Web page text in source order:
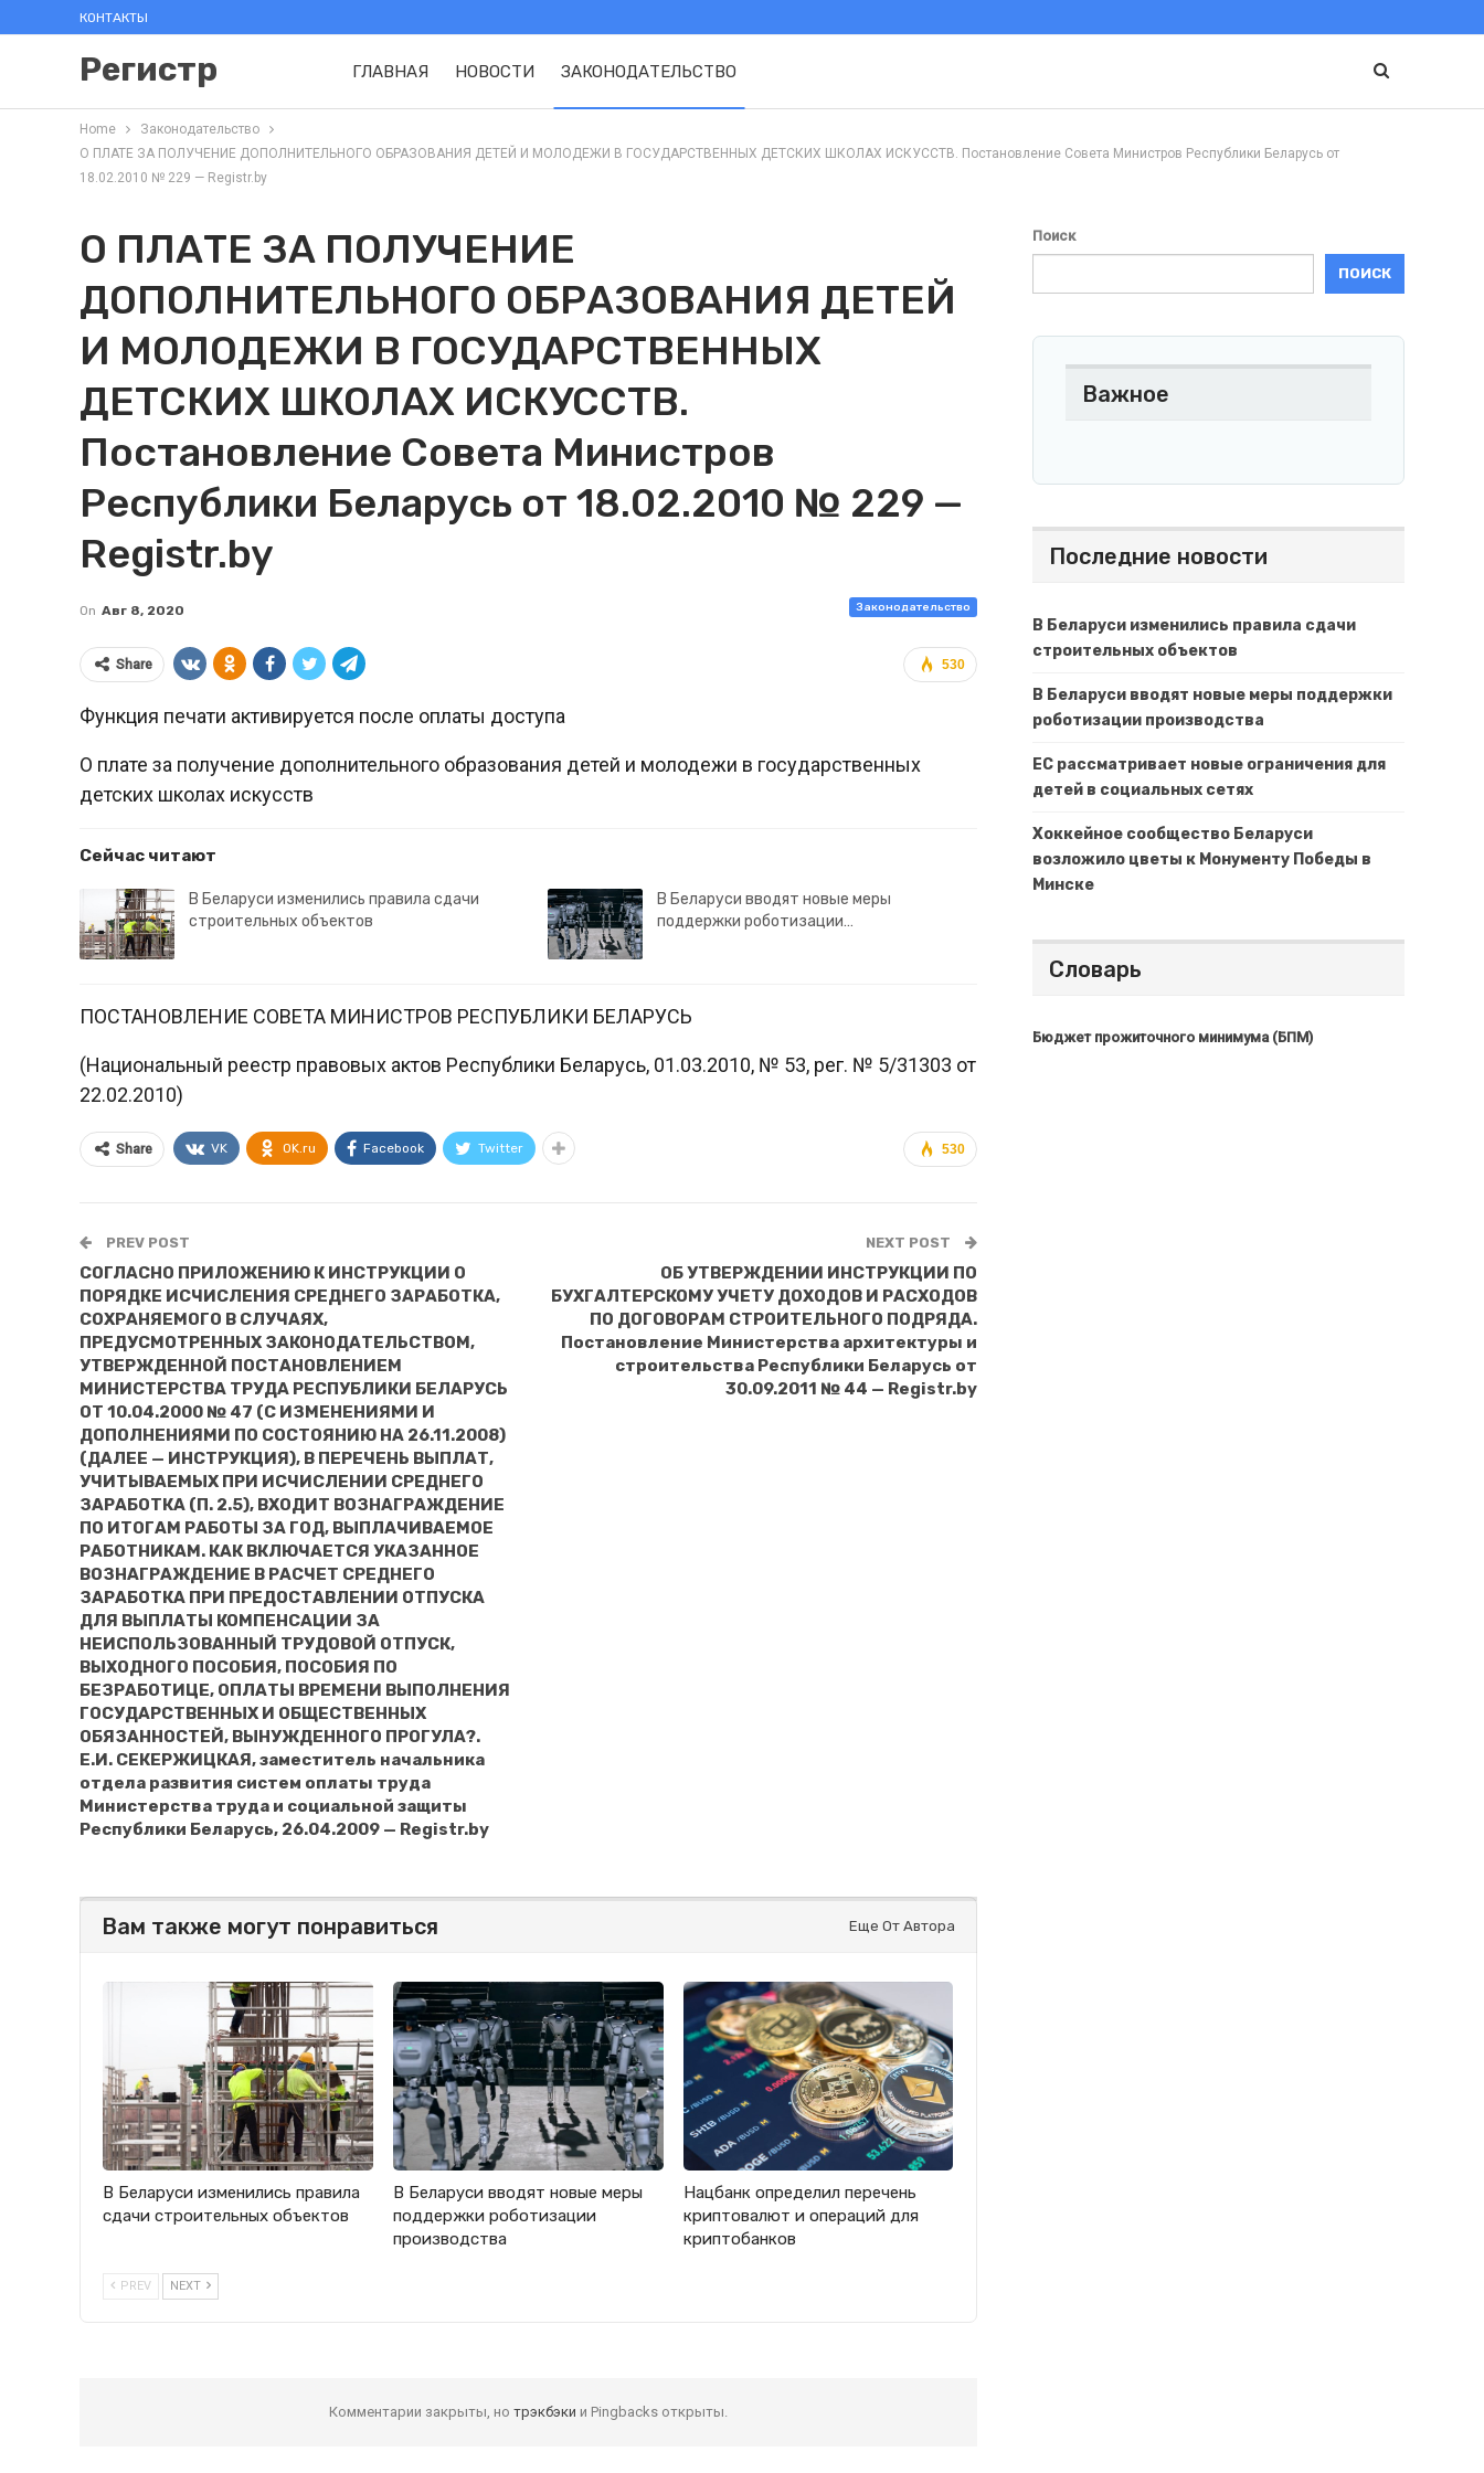
КОНТАКТЫ
Регистр ГЛАВНАЯ НОВОСТИ ЗАКОНОДАТЕЛЬСТВО
Home
Законодательство
О ПЛАТЕ ЗА ПОЛУЧЕНИЕ ДОПОЛНИТЕЛЬНОГО ОБРАЗОВАНИЯ ДЕТЕЙ И МОЛОДЕЖИ В ГОСУДАРСТВЕННЫХ ДЕТСКИХ ШКОЛАХ ИСКУССТВ. Постановление Совета Министров Республики Беларусь от
18.02.2010 № 229 — Registr.by
О ПЛАТЕ ЗА ПОЛУЧЕНИЕ
ДОПОЛНИТЕЛЬНОГО ОБРАЗОВАНИЯ ДЕТЕЙ
И МОЛОДЕЖИ В ГОСУДАРСТВЕННЫХ
ДЕТСКИХ ШКОЛАХ ИСКУССТВ.
Постановление Совета Министров
Республики Беларусь от 18.02.2010 № 229 —
Registr.by
Законодательство
On Авг 8, 2020
530
Share
Функция печати активируется после оплаты доступа
О плате за получение дополнительного образования детей и молодежи в государственных
детских школах искусств
Сейчас читают
В Беларуси изменились правила сдачи
строительных объектов
В Беларуси вводят новые меры
поддержки роботизации…
ПОСТАНОВЛЕНИЕ СОВЕТА МИНИСТРОВ РЕСПУБЛИКИ БЕЛАРУСЬ
(Национальный реестр правовых актов Республики Беларусь, 01.03.2010, № 53, рег. № 5/31303 от
22.02.2010)
530
Share VK OK.ru Facebook Twitter
PREV POST
СОГЛАСНО ПРИЛОЖЕНИЮ К ИНСТРУКЦИИ О
ПОРЯДКЕ ИСЧИСЛЕНИЯ СРЕДНЕГО ЗАРАБОТКА,
СОХРАНЯЕМОГО В СЛУЧАЯХ,
ПРЕДУСМОТРЕННЫХ ЗАКОНОДАТЕЛЬСТВОМ,
УТВЕРЖДЕННОЙ ПОСТАНОВЛЕНИЕМ
МИНИСТЕРСТВА ТРУДА РЕСПУБЛИКИ БЕЛАРУСЬ
ОТ 10.04.2000 № 47 (С ИЗМЕНЕНИЯМИ И
ДОПОЛНЕНИЯМИ ПО СОСТОЯНИЮ НА 26.11.2008)
(ДАЛЕЕ — ИНСТРУКЦИЯ), В ПЕРЕЧЕНЬ ВЫПЛАТ,
УЧИТЫВАЕМЫХ ПРИ ИСЧИСЛЕНИИ СРЕДНЕГО
ЗАРАБОТКА (П. 2.5), ВХОДИТ ВОЗНАГРАЖДЕНИЕ
ПО ИТОГАМ РАБОТЫ ЗА ГОД, ВЫПЛАЧИВАЕМОЕ
РАБОТНИКАМ. КАК ВКЛЮЧАЕТСЯ УКАЗАННОЕ
ВОЗНАГРАЖДЕНИЕ В РАСЧЕТ СРЕДНЕГО
ЗАРАБОТКА ПРИ ПРЕДОСТАВЛЕНИИ ОТПУСКА
ДЛЯ ВЫПЛАТЫ КОМПЕНСАЦИИ ЗА
НЕИСПОЛЬЗОВАННЫЙ ТРУДОВОЙ ОТПУСК,
ВЫХОДНОГО ПОСОБИЯ, ПОСОБИЯ ПО
БЕЗРАБОТИЦЕ, ОПЛАТЫ ВРЕМЕНИ ВЫПОЛНЕНИЯ
ГОСУДАРСТВЕННЫХ И ОБЩЕСТВЕННЫХ
ОБЯЗАННОСТЕЙ, ВЫНУЖДЕННОГО ПРОГУЛА?.
Е.И. СЕКЕРЖИЦКАЯ, заместитель начальника
отдела развития систем оплаты труда
Министерства труда и социальной защиты
Республики Беларусь, 26.04.2009 — Registr.by
NEXT POST
ОБ УТВЕРЖДЕНИИ ИНСТРУКЦИИ ПО
БУХГАЛТЕРСКОМУ УЧЕТУ ДОХОДОВ И РАСХОДОВ
ПО ДОГОВОРАМ СТРОИТЕЛЬНОГО ПОДРЯДА.
Постановление Министерства архитектуры и
строительства Республики Беларусь от
30.09.2011 № 44 — Registr.by
Вам также могут понравиться Еще От Автора
В Беларуси изменились правила
сдачи строительных объектов
В Беларуси вводят новые меры
поддержки роботизации
производства
Нацбанк определил перечень
криптовалют и операций для
криптобанков
PREV NEXT
Комментарии закрыты, но трэкбэки и Pingbacks открыты.
Поиск
ПОИСК
Важное
Последние новости
В Беларуси изменились правила сдачи
строительных объектов
В Беларуси вводят новые меры поддержки
роботизации производства
ЕС рассматривает новые ограничения для
детей в социальных сетях
Хоккейное сообщество Беларуси
возложило цветы к Монументу Победы в
Минске
Словарь
Бюджет прожиточного минимума (БПМ)